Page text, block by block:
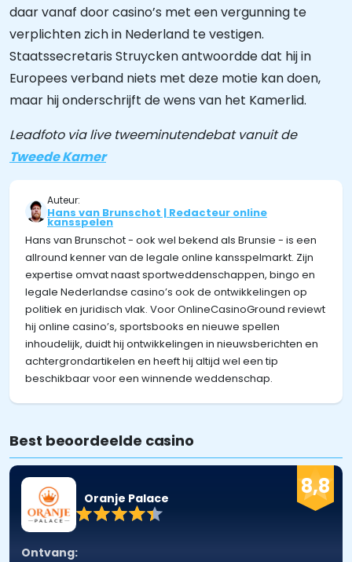
daar vanaf door casino’s met een vergunning te
verplichten zich in Nederland te vestigen.
Staatssecretaris Struycken antwoordde dat hij in
Europees verband niets met deze motie kan doen,
maar hij onderschrijft de wens van het Kamerlid.
Leadfoto via live tweeminutendebat vanuit de
Tweede Kamer
Auteur:
Hans van Brunschot | Redacteur online
kansspelen
Hans van Brunschot - ook wel bekend als Brunsie - is een
allround kenner van de legale online kansspelmarkt. Zijn
expertise omvat naast sportweddenschappen, bingo en
legale Nederlandse casino’s ook de ontwikkelingen op
politiek en juridisch vlak. Voor OnlineCasinoGround reviewt
hij online casino’s, sportsbooks en nieuwe spellen
inhoudelijk, duidt hij ontwikkelingen in nieuwsberichten en
achtergrondartikelen en heeft hij altijd wel een tip
beschikbaar voor een winnende weddenschap.
Best beoordeelde casino
8,8
Oranje Palace
Ontvang: